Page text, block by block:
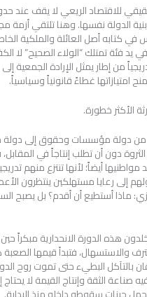
للاقتصاد الريعي لا يقف عند
الدولة نفسها. وهنا تلتقي أزمة
في كتابه أصل العائلة والملكية
يد فئة تمتلك “الولاء الصحيح” لا
من إطار يمثل الإرادة الجمعية
امتيازاتها غطاءً قانونياً وسياسياً.
الأكثر خطورة.
من دولة مؤسسات وحقوق إلى دولة
دون أن تطلب إنتاجاً في
أيضاً؛ لأنها تنتزع منهم
إلى رعايا مستهلكين ينتظرون
ماذا أستطيع أن أقدم؟ بل يصبح
هذه الدورة الانحدارية مبكراً
والاستسهال، فتبدأ قيمها
بالتآكل البطيء حتى تموت روح
صناعة الثقة وإنتاج القيمة لا